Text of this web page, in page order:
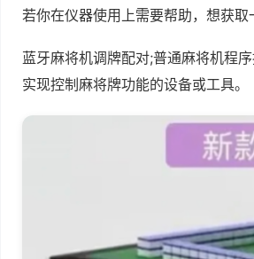
若你在仪器使用上需要帮助，想获
蓝牙麻将机调牌配对;普通麻将机程
实现控制麻将牌功能的设备或工具。